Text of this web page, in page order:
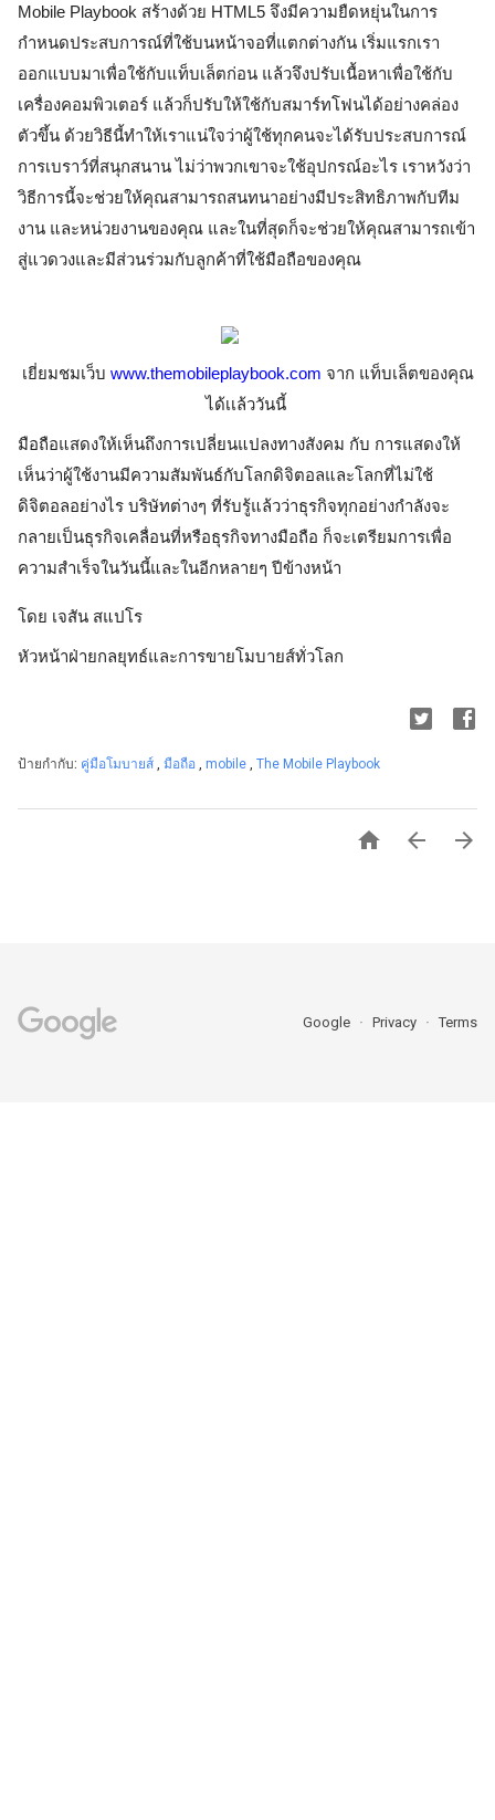
Mobile Playbook สร้างด้วย HTML5 จึงมีความยืดหยุ่นในการ
กำหนดประสบการณ์ที่ใช้บนหน้าจอที่แตกต่างกัน เริ่มแรกเรา
ออกแบบมาเพื่อใช้กับแท็บเล็ตก่อน แล้วจึงปรับเนื้อหาเพื่อใช้กับ
เครื่องคอมพิวเตอร์ แล้วก็ปรับให้ใช้กับสมาร์ทโฟนได้อย่างคล่อง
ตัวขึ้น ด้วยวิธีนี้ทำให้เราแน่ใจว่าผู้ใช้ทุกคนจะได้รับประสบการณ์
การเบราว์ที่สนุกสนาน ไม่ว่าพวกเขาจะใช้อุปกรณ์อะไร เราหวังว่า
วิธีการนี้จะช่วยให้คุณสามารถสนทนาอย่างมีประสิทธิภาพกับทีม
งาน และหน่วยงานของคุณ และในที่สุดก็จะช่วยให้คุณสามารถเข้า
สู่แวดวงและมีส่วนร่วมกับลูกค้าที่ใช้มือถือของคุณ
เยี่ยมชมเว็บ www.themobileplaybook.com จาก แท็บเล็ตของคุณ
ได้เเล้ววันนี้
มือถือแสดงให้เห็นถึงการเปลี่ยนแปลงทางสังคม กับ การแสดงให้
เห็นว่าผู้ใช้งานมีความสัมพันธ์กับโลกดิจิตอลและโลกที่ไม่ใช้
ดิจิตอลอย่างไร บริษัทต่างๆ ที่รับรู้แล้วว่าธุรกิจทุกอย่างกำลังจะ
กลายเป็นธุรกิจเคลื่อนที่หรือธุรกิจทางมือถือ ก็จะเตรียมการเพื่อ
ความสำเร็จในวันนี้และในอีกหลายๆ ปีข้างหน้า
โดย เจสัน สแปโร
หัวหน้าฝ่ายกลยุทธ์และการขายโมบายส์ทั่วโลก
ป้ายกำกับ: คู่มือโมบายส์ มือถือ mobile The Mobile Playbook
  
Google Privacy Terms